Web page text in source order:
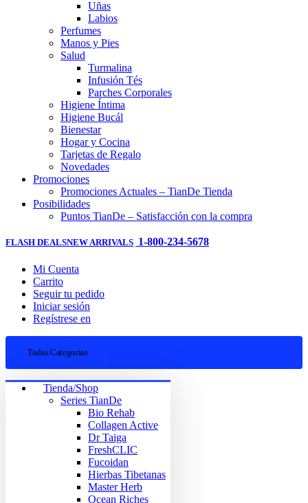
Uñas
Labios
Perfumes
Manos y Pies
Salud
Turmalina
Infusión Tés
Parches Corporales
Higiene Íntima
Higiene Bucál
Bienestar
Hogar y Cocina
Tarjetas de Regalo
Novedades
Promociones
Promociones Actuales – TianDe Tienda
Posibilidades
Puntos TianDe – Satisfacción con la compra
FLASH DEALSNEW ARRIVALS 1-800-234-5678
Mi Cuenta
Carrito
Seguir tu pedido
Iniciar sesión
Regístrese en
Todas Categorias
Tienda/Shop
Series TianDe
Bio Rehab
Collagen Active
Dr Taiga
FreshCLIC
Fucoidan
Hierbas Tibetanas
Master Herb
Ocean Riches